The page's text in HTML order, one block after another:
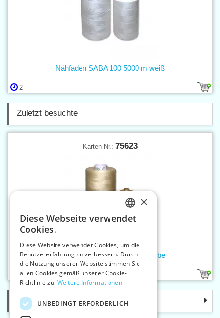
2
Nähfaden SABA 100 5000 m weiß
Zuletzt besuchte
Karten Nr.: 75623
1 530
Nähfaden SABA 100 5000 m farbe
Kategorie
CZECH
ENGLISH
×
Diese Webseite verwendet
Cookies.
Diese Website verwendet Cookies, um die
Benutzererfahrung zu verbessern. Durch
die Nutzung unserer Website stimmen Sie
allen Cookies gemäß unserer Cookie-
Richtlinie zu. Weitere Informationen
UNBEDINGT ERFORDERLICH